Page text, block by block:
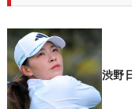
渋野